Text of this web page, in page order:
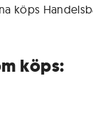
köps
köps: